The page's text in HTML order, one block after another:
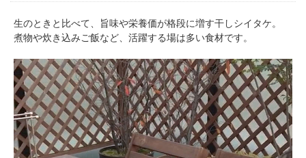
生のときと比べて、旨味や栄養価が格段に増す干しシイタケ。
煮物や炊き込みご飯など、活躍する場は多い食材です。